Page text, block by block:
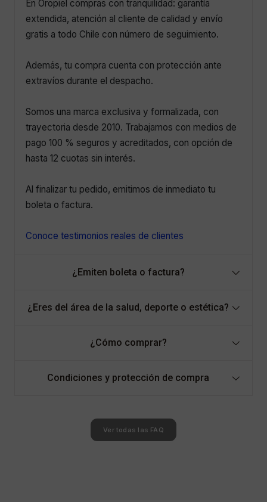
En Oropiel compras con tranquilidad: garantía
extendida, atención al cliente de calidad y envío
gratis a todo Chile con número de seguimiento.
Además, tu compra cuenta con protección ante
extravíos durante el despacho.
Somos una marca exclusiva y formalizada, con
trayectoria desde 2010. Trabajamos con medios de
pago 100 % seguros y acreditados, con opción de
hasta 12 cuotas sin interés.
Al finalizar tu pedido, emitimos de inmediato tu
boleta o factura.
Conoce testimonios reales de clientes
¿Emiten boleta o factura?
¿Eres del área de la salud, deporte o estética?
¿Cómo comprar?
Condiciones y protección de compra
Ver todas las FAQ